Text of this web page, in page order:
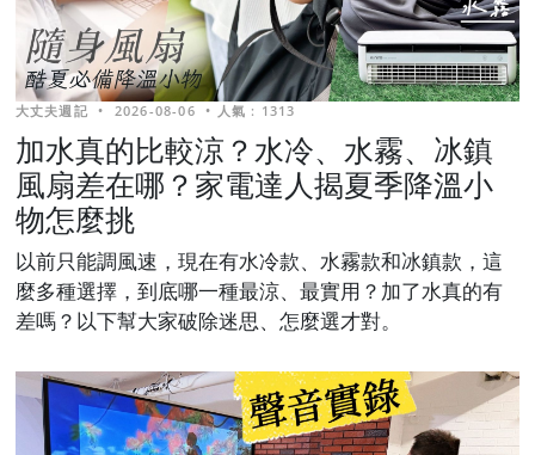
大丈夫週記 • 2026-08-06 • 人氣 : 1313
加水真的比較涼？水冷、水霧、冰鎮
風扇差在哪？家電達人揭夏季降溫小
物怎麼挑
以前只能調風速，現在有水冷款、水霧款和冰鎮款，這
麼多種選擇，到底哪一種最涼、最實用？加了水真的有
差嗎？以下幫大家破除迷思、怎麼選才對。